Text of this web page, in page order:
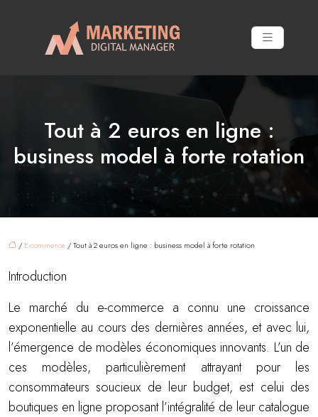
Tout à 2 euros en ligne :
business model à forte rotation
/E-commerce / Tout à 2 euros en ligne : business model à forte rotation
Introduction
Le marché du e-commerce a connu une croissance
exponentielle au cours des dernières années, et avec lui,
l’émergence de modèles économiques innovants. L’un de
ces modèles, particulièrement attrayant pour les
consommateurs soucieux de leur budget, est celui des
boutiques en ligne proposant l’intégralité de leur catalogue